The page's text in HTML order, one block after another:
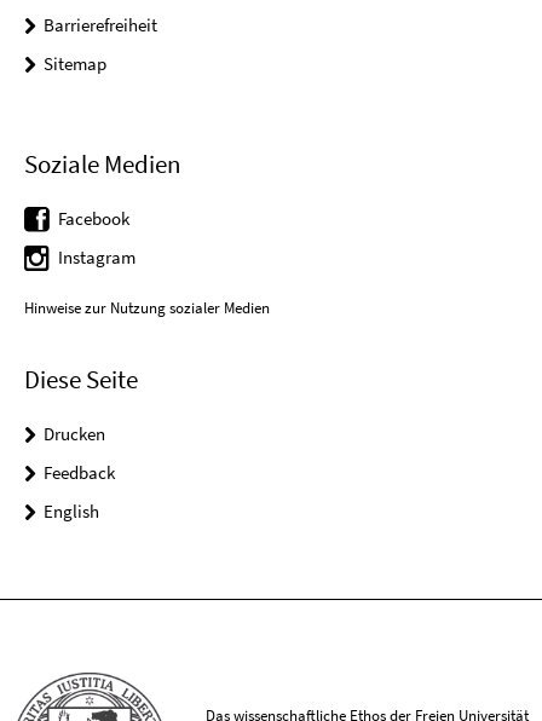
Barrierefreiheit
Sitemap
Soziale Medien
Facebook
Instagram
Hinweise zur Nutzung sozialer Medien
Diese Seite
Drucken
Feedback
English
Das wissenschaftliche Ethos der Freien Universität